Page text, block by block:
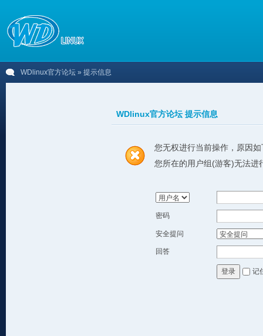
WDlinux官方论坛 » 提示信息
WDlinux官方论坛 提示信息
您无权进行当前操作，原因如
您所在的用户组(游客)无法进
密码
安全提问
回答
登录 记